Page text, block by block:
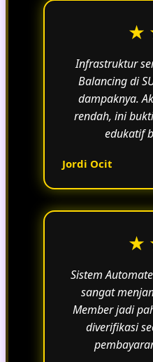
Infrastruktur
Balancing di
dampaknya.
rendah, ini
edukatif
Jordi Ocit
Sistem
sangat
Member jadi
diverifikasi